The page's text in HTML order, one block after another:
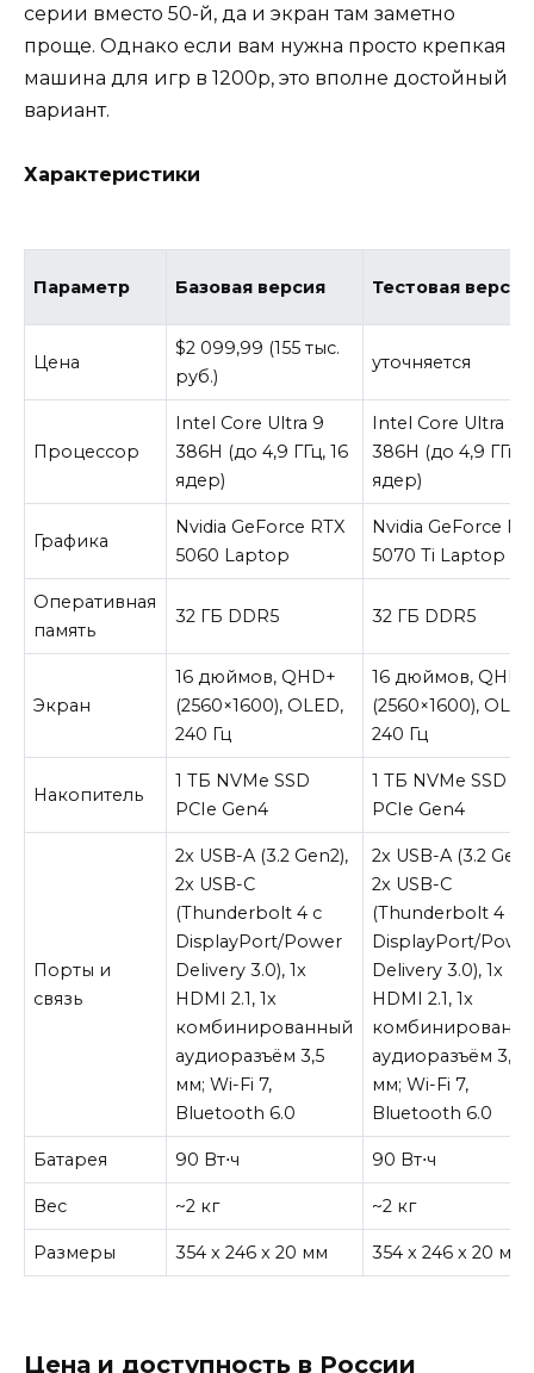
серии вместо 50-й, да и экран там заметно
проще. Однако если вам нужна просто крепкая
машина для игр в 1200p, это вполне достойный
вариант.
Характеристики
Параметр Базовая версия Тестовая версия
Цена
$2 099,99 (155 тыс.
руб.)
уточняется
Процессор
Intel Core Ultra 9
386H (до 4,9 ГГц, 16
ядер)
Intel Core Ultra 9
386H (до 4,9 ГГц,
ядер)
Графика
Nvidia GeForce RTX
5060 Laptop
Nvidia GeForce
5070 Ti Laptop
Оперативная
память
32 ГБ DDR5 32 ГБ DDR5
Экран
16 дюймов, QHD+
(2560×1600), OLED,
240 Гц
16 дюймов, QHD+
(2560×1600),
240 Гц
Накопитель
1 ТБ NVMe SSD
PCIe Gen4
1 ТБ NVMe SSD
PCIe Gen4
Порты и
связь
2x USB-A (3.2 Gen2),
2x USB-C
(Thunderbolt 4 с
DisplayPort/Power
Delivery 3.0), 1x
HDMI 2.1, 1x
комбинированный
аудиоразъём 3,5
мм; Wi-Fi 7,
Bluetooth 6.0
2x USB-A (3.2
2x USB-C
(Thunderbolt 4 с
DisplayPort/
Delivery 3.0), 1x
HDMI 2.1, 1x
аудиоразъём 3,5
мм; Wi-Fi 7,
Bluetooth 6.0
Батарея 90 Вт⋅ч 90 Вт⋅ч
Вес ~2 кг ~2 кг
Размеры 354 x 246 x 20 мм 354 x 246 x 20 мм
Цена и доступность в России